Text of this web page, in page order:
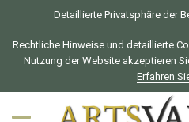
Detaillierte Privatsphäre der
Rechtliche Hinweise und detaillierte
Nutzung der Website akzeptieren
Erfahren